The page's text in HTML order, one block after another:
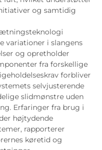
og samtidig
variationer i slangens
og opretholder
fra forskellige
forbliver
selvjusterende
slidmønstre uden
Erfaringer fra brug i
højtydende
rapporterer
køretid og